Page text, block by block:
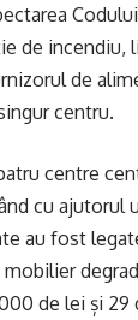
de
de
centru.
centre
cu ajutorul
au fost
de lei și